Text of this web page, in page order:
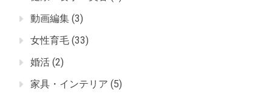
動画編集 (3)
女性育毛 (33)
婚活 (2)
家具・インテリア (5)